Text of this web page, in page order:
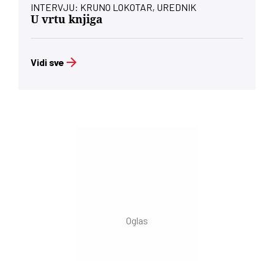
INTERVJU: KRUNO LOKOTAR, UREDNIK
U vrtu knjiga
Vidi sve